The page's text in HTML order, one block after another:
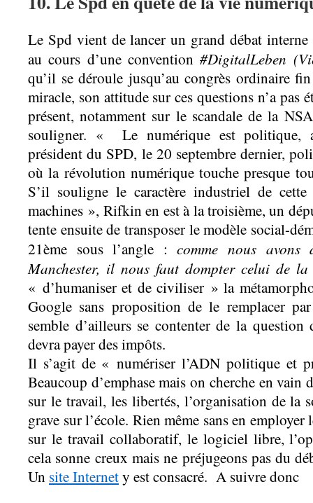
Le Spd vient de lancer un grand débat interne
au cours d’une convention#DigitalLeben
qu’il se déroule jusqu’au congrès ordinaire
miracle, son attitude sur ces questions n’a pas
présent, notamment sur le scandale de la
souligner. « Le numérique est politique,
président du SPD, le 20 septembre dernier,
où la révolution numérique touche presque
S’il souligne le caractère industriel de
machines », Rifkin en est à la troisième, un
tente ensuite de transposer le modèle social-
21ème sous l’angle :comme nous avons
Manchester, il nous faut dompter celui de
« d’humaniser et de civiliser » la
Google sans proposition de le remplacer
semble d’ailleurs se contenter de la
devra payer des impôts.
Il s’agit de « numériser l’ADN politique et
Beaucoup d’emphase mais on cherche en vain
sur le travail, les libertés, l’organisation de la
grave sur l’école. Rien même sans en
sur le travail collaboratif, le logiciel libre,
cela sonne creux mais ne préjugeons pas du
Un site Internety est consacré. A suivre donc